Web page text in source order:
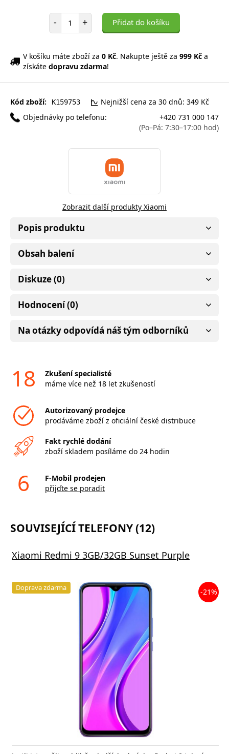
- Počet položek
+ Přidat do košíku
V košíku máte zboží za 0 Kč. Nakupte ještě za 999 Kč a
získáte dopravu zdarma!
Kód zboží: K159753
Nejnižší cena za 30 dnů: 349 Kč
Objednávky po telefonu:
+420 731 000 147
(Po–Pá: 7:30–17:00 hod)
Zobrazit další produkty Xiaomi
Popis produktu
Obsah balení
Diskuze (0)
Hodnocení (0)
Na otázky odpovídá náš tým odborníků
18
Zkušení specialisté
máme více než 18 let zkušeností
Autorizovaný prodejce
prodáváme zboží z oficiální české distribuce
Fakt rychlé dodání
zboží skladem posíláme do 24 hodin
6
F-Mobil prodejen
přijďte se poradit
SOUVISEJÍCÍ TELEFONY (12)
Xiaomi Redmi 9 3GB/32GB Sunset Purple
Doprava zdarma -21%